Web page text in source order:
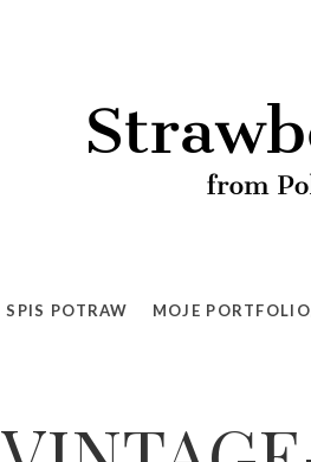
SPIS POTRAW MOJE